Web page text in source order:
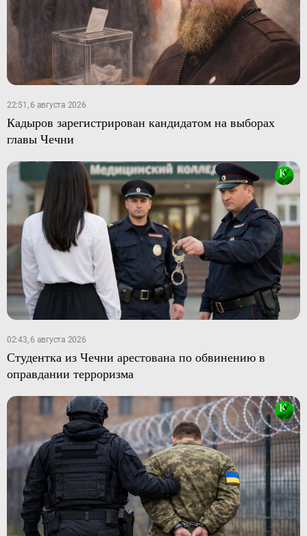
22:51, 6 августа 2026
Кадыров зарегистрирован кандидатом на выборах
главы Чечни
02:43, 6 августа 2026
Студентка из Чечни арестована по обвинению в
оправдании терроризма